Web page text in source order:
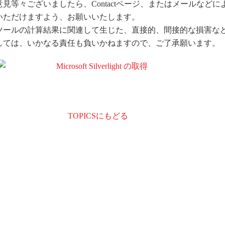
見等々ございましたら、Contactページ、またはメールなどに
だけますよう、お願いいたします。
ルの計算結果に関連して生じた、直接的、間接的な損害な
ては、いかなる責任も負いかねますので、ご了承願います。
TOPICSにもどる